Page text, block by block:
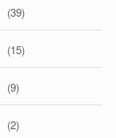
(39)
(15)
(9)
(2)